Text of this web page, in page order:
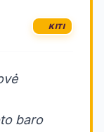
KITI
baro